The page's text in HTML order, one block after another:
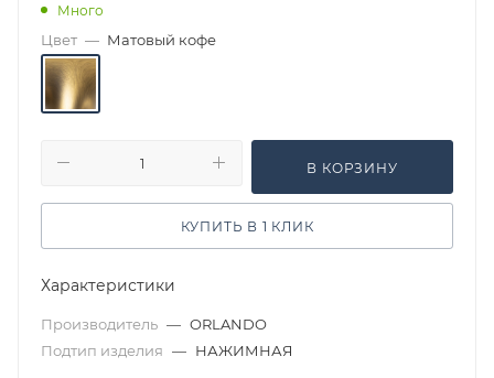
Много
Цвет — Матовый кофе
В КОРЗИНУ
КУПИТЬ В 1 КЛИК
Характеристики
Производитель — ORLANDO
Подтип изделия — НАЖИМНАЯ